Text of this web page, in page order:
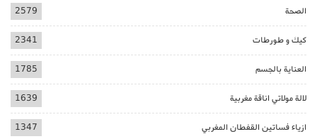
الصحة 2579
كيك و طورطات 2341
العناية بالجسم 1785
لالة مولاتي اناقة مغربية 1639
ازياء فساتين القفطان المغربي 1347